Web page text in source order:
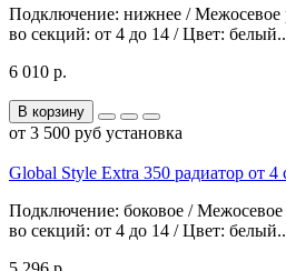
Подключение: нижнее / Межосевое
во секций: от 4 до 14 / Цвет: белый..
6 010 р.
В корзину
от 3 500 руб установка
Global Style Extra 350 радиатор от 4
Подключение: боковое / Межосевое
во секций: от 4 до 14 / Цвет: белый..